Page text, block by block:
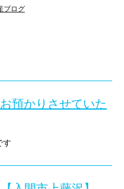
ブログ
預かりさせていた
す